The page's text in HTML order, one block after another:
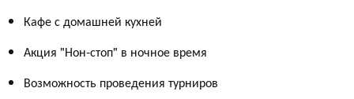
Кафе с домашней кухней
Акция "Нон-стоп" в ночное время
Возможность проведения турниров